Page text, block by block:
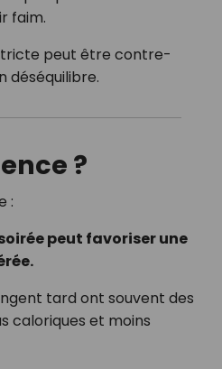
faim.
peut être contre-
déséquilibre.
?
:
peut favoriser une
tard ont souvent des
caloriques et moins